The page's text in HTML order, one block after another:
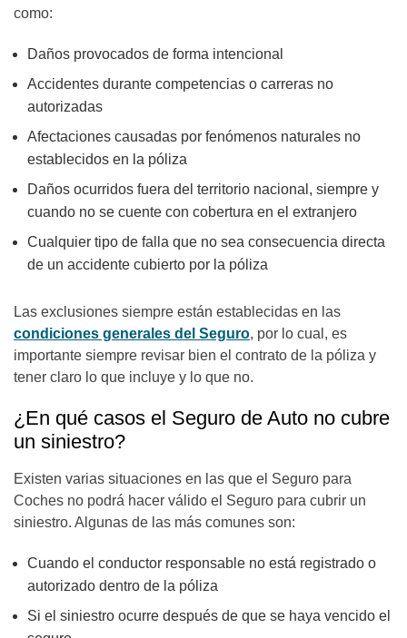
como:
Daños provocados de forma intencional
Accidentes durante competencias o carreras no
autorizadas
Afectaciones causadas por fenómenos naturales no
establecidos en la póliza
Daños ocurridos fuera del territorio nacional, siempre y
cuando no se cuente con cobertura en el extranjero
Cualquier tipo de falla que no sea consecuencia directa
de un accidente cubierto por la póliza
Las exclusiones siempre están establecidas en las
condiciones generales del Seguro, por lo cual, es
importante siempre revisar bien el contrato de la póliza y
tener claro lo que incluye y lo que no.
¿En qué casos el Seguro de Auto no cubre
un siniestro?
Existen varias situaciones en las que el Seguro para
Coches no podrá hacer válido el Seguro para cubrir un
siniestro. Algunas de las más comunes son:
Cuando el conductor responsable no está registrado o
autorizado dentro de la póliza
Si el siniestro ocurre después de que se haya vencido el